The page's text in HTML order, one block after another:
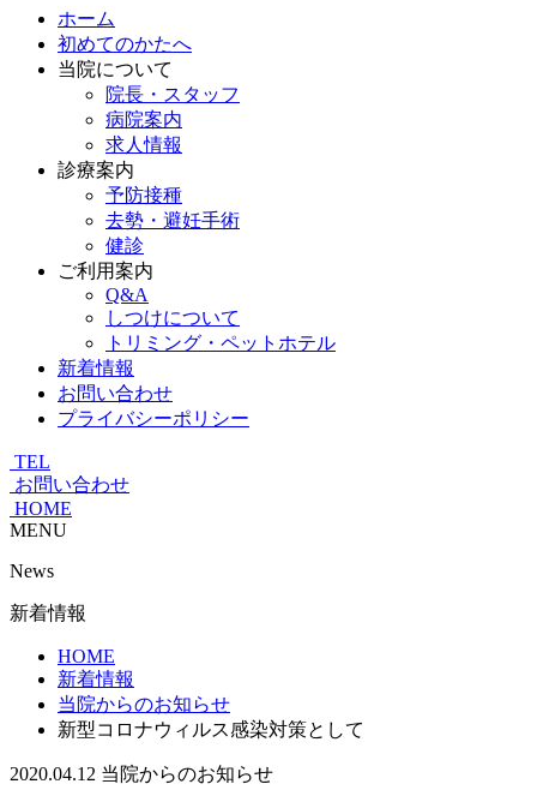
ホーム
初めてのかたへ
当院について
院長・スタッフ
病院案内
求人情報
診療案内
予防接種
去勢・避妊手術
健診
ご利用案内
Q&A
しつけについて
トリミング・ペットホテル
新着情報
お問い合わせ
プライバシーポリシー
TEL
お問い合わせ
HOME
MENU
News
新着情報
HOME
新着情報
当院からのお知らせ
新型コロナウィルス感染対策として
2020.04.12 当院からのお知らせ